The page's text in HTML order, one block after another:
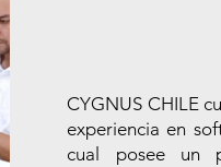
​CYGNUS CHILE
experiencia en
cual posee un